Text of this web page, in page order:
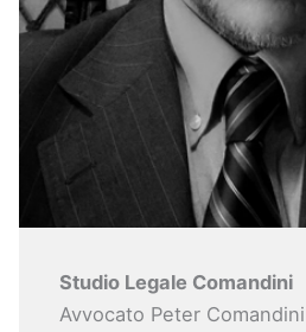
Studio Legale Comandini
Avvocato Peter Comandini